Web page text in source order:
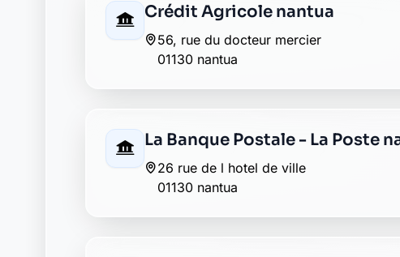
Crédit Agricole nantua
56, rue du docteur mercier
01130 nantua
La Banque Postale - La Poste
26 rue de l hotel de ville
01130 nantua